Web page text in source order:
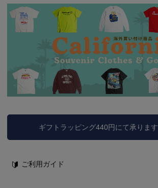
ギフトラッピング440円にて承ります
ご利用ガイド